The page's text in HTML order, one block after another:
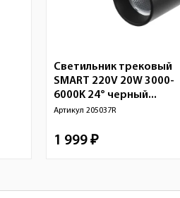
Светильник трековый
SMART 220V 20W 3000-
6000K 24° черный...
Артикул 205037R
1 999 ₽